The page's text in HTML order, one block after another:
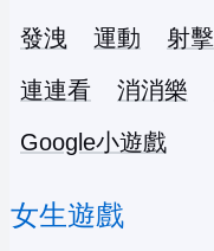
發洩
運動 射擊
連連看
消消樂
Google小遊戲
女生遊戲